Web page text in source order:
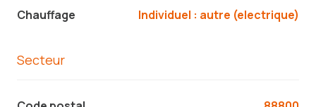
Chauffage individuel : autre (electrique)
Secteur